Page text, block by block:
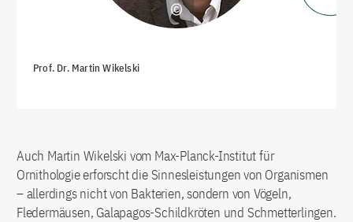
Prof. Dr. Martin Wikelski
Auch Martin Wikelski vom Max-Planck-Institut für
Ornithologie erforscht die Sinnesleistungen von Organismen
– allerdings nicht von Bakterien, sondern von Vögeln,
Fledermäusen, Galapagos-Schildkröten und Schmetterlingen.